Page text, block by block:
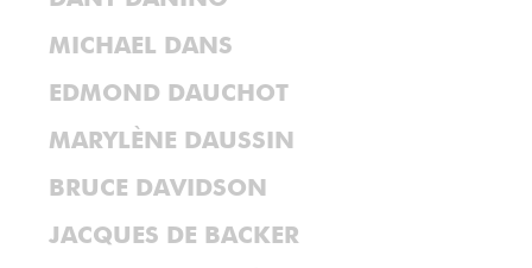
MICHAEL DANS
EDMOND DAUCHOT
MARYLÈNE DAUSSIN
BRUCE DAVIDSON
JACQUES DE BACKER